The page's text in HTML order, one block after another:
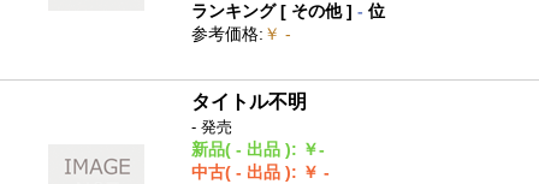
ランキング [ その他]- 位
参考価格: ￥ -
タイトル不明
- 発売
新品( - 出品 ): ￥-
中古( - 出品 ): ￥ -